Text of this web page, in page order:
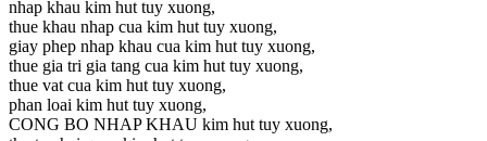
nhap khau kim hut tuy xuong,
thue khau nhap cua kim hut tuy xuong,
giay phep nhap khau cua kim hut tuy xuong,
thue gia tri gia tang cua kim hut tuy xuong,
thue vat cua kim hut tuy xuong,
phan loai kim hut tuy xuong,
CONG BO NHAP KHAU kim hut tuy xuong,